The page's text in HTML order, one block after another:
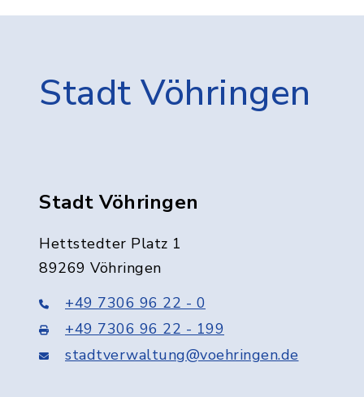
Stadt Vöhringen
Stadt Vöhringen
Hettstedter Platz 1
89269 Vöhringen
+49 7306 96 22 - 0
+49 7306 96 22 - 199
stadtverwaltung@voehringen.de